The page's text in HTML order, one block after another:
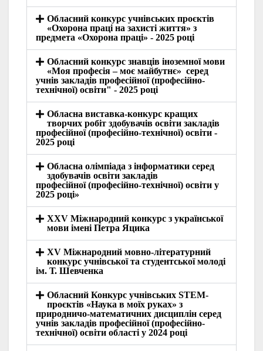
Обласний конкурс учнівських проєктів
«Охорона праці на захисті життя» з
предмета «Охорона праці» - 2025 році
Обласний конкурс знавців іноземної мови
«Моя професія – моє майбутнє» серед
учнів закладів професійної (професійно-
технічної) освіти" - 2025 році
Обласна виставка-конкурс кращих
творчих робіт здобувачів освіти закладів
професійної (професійно-технічної) освіти -
2025 році
Обласна олімпіада з інформатики серед
здобувачів освіти закладів
професійної (професійно-технічної) освіти у
2025 році»
ХХV Міжнародний конкурс з української
мови імені Петра Яцика
ХV Міжнародний мовно-літературний
конкурс учнівської та студентської молоді
ім. Т. Шевченка
Обласний Конкурс учнівських STEM-
проєктів «Наука в моїх руках» з
природничо-математичних дисциплін серед
учнів закладів професійної (професійно-
технічної) освіти області у 2024 році